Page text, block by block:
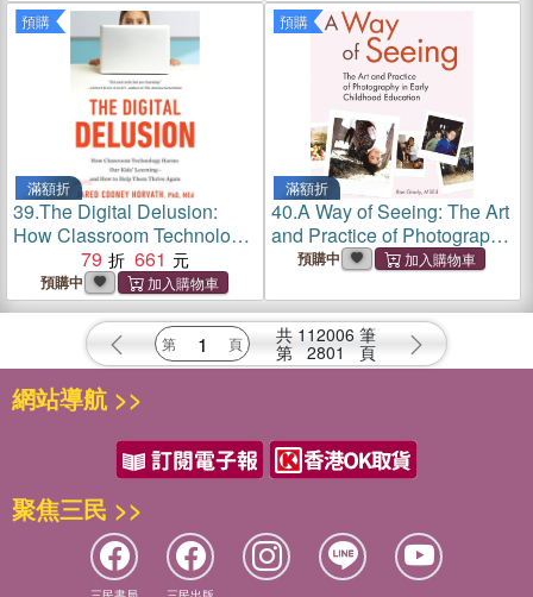
Theorie-Praxis-Transfer
預購
滿額折
39.The Digital Delusion:
How Classroom Technology
Harms Our Kids' Learning--
And How to Help Them
Thrive Again
79 661
預購中
預購
滿額折
40.A Way of Seeing: The Art
and Practice of Photography
in Early Childhood
預購中
共 112006 筆
第 2801 頁
網站導航 >>
聚焦三民 >>